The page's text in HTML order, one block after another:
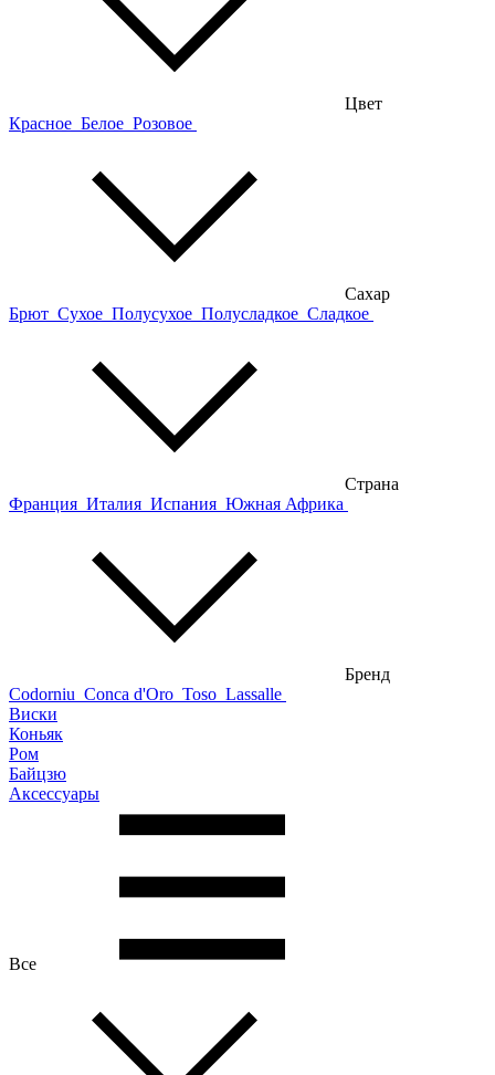
Цвет
Красное Белое Розовое
Сахар
Брют Сухое Полусухое Полусладкое Сладкое
Страна
Франция Италия Испания Южная Африка
Бренд
Codorniu Conca d'Oro Toso Lassalle
Виски
Коньяк
Ром
Байцзю
Аксессуары
Все